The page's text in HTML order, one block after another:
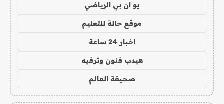
يو ان بي الرياضي
موقع حالة للتعليم
اخبار 24 ساعة
هيدب فنون وترفيه
صحيفة العالم